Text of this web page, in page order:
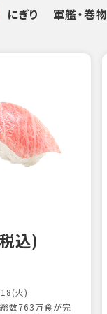
にぎり 軍艦・巻物
込)
火)
数763万食が完